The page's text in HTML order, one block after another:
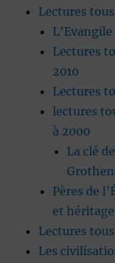
Lectures
Lectures
2010
Lectures
lectures
à 2000
La clé
Pères de
et héritage
Lectures
Les